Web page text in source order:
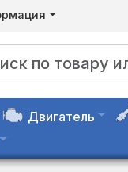
Двигатель